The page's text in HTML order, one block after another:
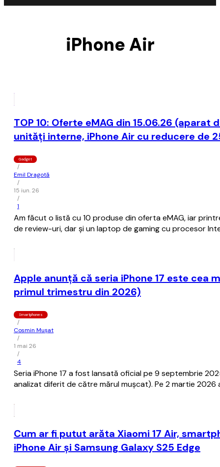
iPhone Air
TOP 10: Oferte eMAG din 15.06.26
unități interne, iPhone Air cu reducere de
Gadget
/
Emil Dragotă
/
15 iun. 26
/
1
Am făcut o listă cu 10 produse din oferta eMAG, iar
de review-uri, dar și un laptop de gaming cu procesor
Apple anunţă că seria iPhone 17 este
primul trimestru din 2026)
Smartphones
/
Cosmin Mușat
/
1 mai 26
/
4
Seria iPhone 17 a fost lansată oficial pe 9 septembrie
analizat diferit de către mărul muşcat). Pe 2 martie 2026
Cum ar fi putut arăta Xiaomi 17 Air,
iPhone Air şi Samsung Galaxy S25 Edge